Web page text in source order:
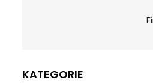
KATEGORIE